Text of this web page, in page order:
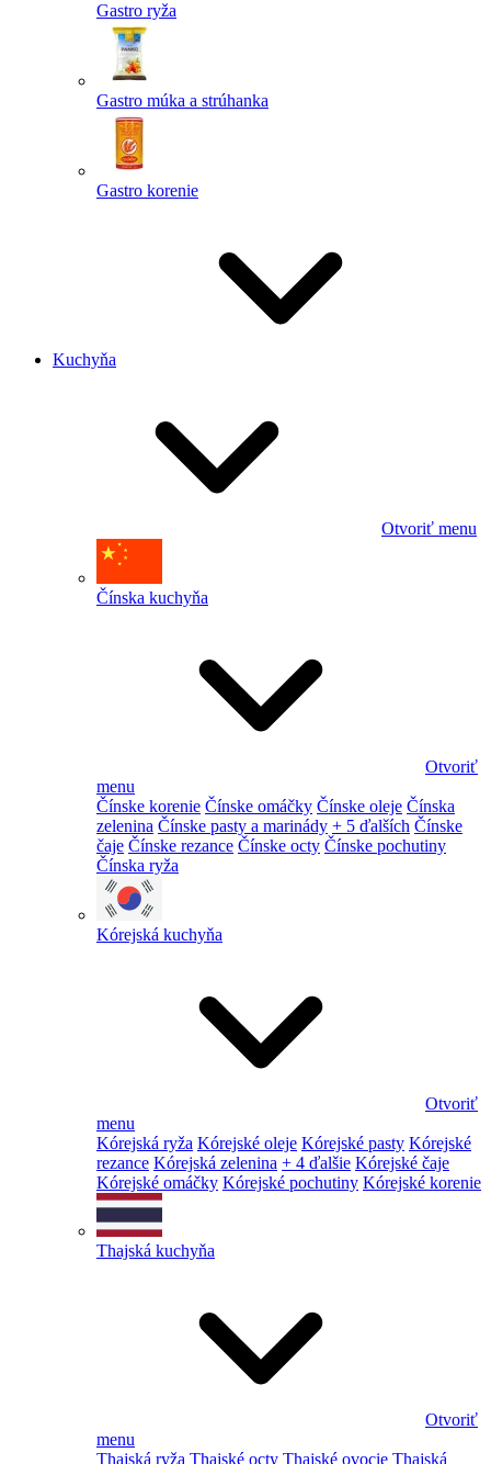
Gastro ryža
Gastro múka a strúhanka
Gastro korenie
Kuchyňa
Otvoriť menu
Čínska kuchyňa
Otvoriť
menu
Čínske korenie Čínske omáčky Čínske oleje Čínska
zelenina Čínske pasty a marinády + 5 ďalších Čínske
čaje Čínske rezance Čínske octy Čínske pochutiny
Čínska ryža
Kórejská kuchyňa
Otvoriť
menu
Kórejská ryža Kórejské oleje Kórejské pasty Kórejské
rezance Kórejská zelenina + 4 ďalšie Kórejské čaje
Kórejské omáčky Kórejské pochutiny Kórejské korenie
Thajská kuchyňa
Otvoriť
menu
Thajská ryža Thajské octy Thajské ovocie Thajská